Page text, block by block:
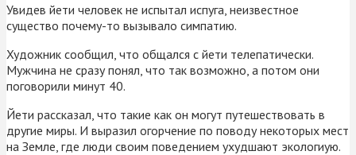
Увидев йети человек не испытал испуга, неизвестное
существо почему-то вызывало симпатию.
Художник сообщил, что общался с йети телепатически.
Мужчина не сразу понял, что так возможно, а потом они
поговорили минут 40.
Йети рассказал, что такие как он могут путешествовать в
другие миры. И выразил огорчение по поводу некоторых мест
на Земле, где люди своим поведением ухудшают экологиую.